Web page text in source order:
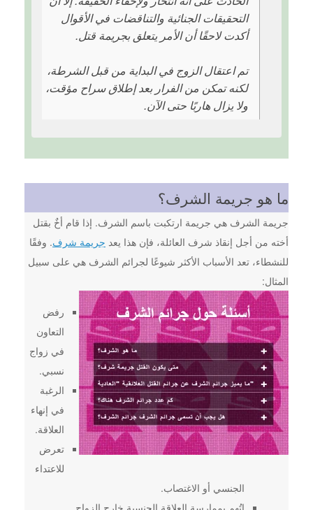
التحقيقات الجنائية والتناقضات في الأقوال
أكدت لاحقًا أن الأمر يتعلق بجريمة قتل.
تم اعتقال الزوج في البداية من قبل الشرطة،
لكنه تمكن من الفرار بعد إطلاق سراح مؤقت،
ولا يزال هاربًا حتى الآن.
ما هو جريمة الشرف؟
جريمة الشرف هي جريمة ارتكبت باسم الشرف. إذا قام أخٌ بقتل
أخته من أجل إنقاذ شرف العائلة، فإن هذا يعد جريمة شرف. وفقًا
للنشطاء، تعد الأسباب الأكثر شيوعًا لجرائم الشرف هي على سبيل
المثال:
رفض
التعاون
في زواج
نسبي.
الرغبة
في إنهاء
العلاقة.
تعرض
للاعتداء
الجنسي أو الاغتصاب.
اتُهم بممارسة العلاقة الجنسية خارج الزواج.